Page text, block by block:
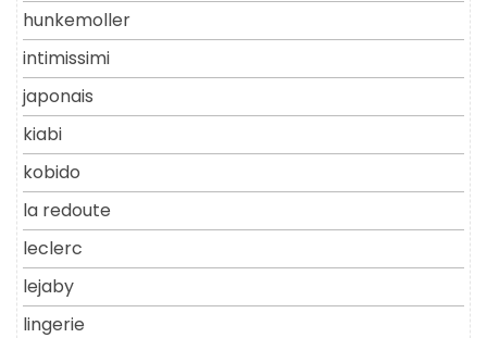
hunkemoller
intimissimi
japonais
kiabi
kobido
la redoute
leclerc
lejaby
lingerie